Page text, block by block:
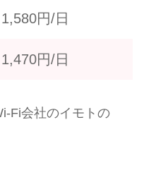
1,580円/日
1,470円/日
Fi会社のイモトの